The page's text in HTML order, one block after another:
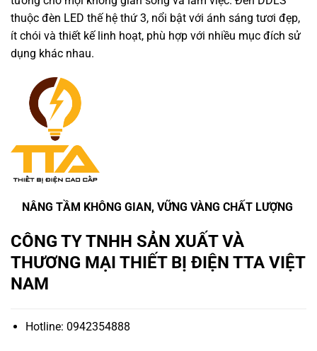
thuộc đèn LED thế hệ thứ 3, nổi bật với ánh sáng tươi đẹp,
ít chói và thiết kế linh hoạt, phù hợp với nhiều mục đích sử
dụng khác nhau.
NÂNG TẦM KHÔNG GIAN, VỮNG VÀNG CHẤT LƯỢNG
CÔNG TY TNHH SẢN XUẤT VÀ
THƯƠNG MẠI THIẾT BỊ ĐIỆN TTA VIỆT
NAM
Hotline: 0942354888